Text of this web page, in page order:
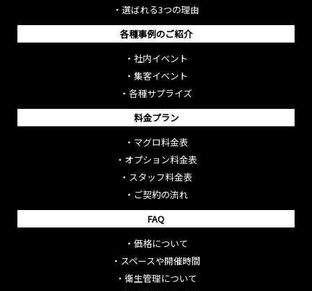
・ 選ばれる3つの理由
各種事例のご紹介
・ 社内イベント
・ 集客イベント
・ 各種サプライズ
料金プラン
・ マグロ料金表
・ オプション料金表
・ スタッフ料金表
・ ご契約の流れ
FAQ
・ 価格について
・ スペースや開催時間
・ 衛生管理について